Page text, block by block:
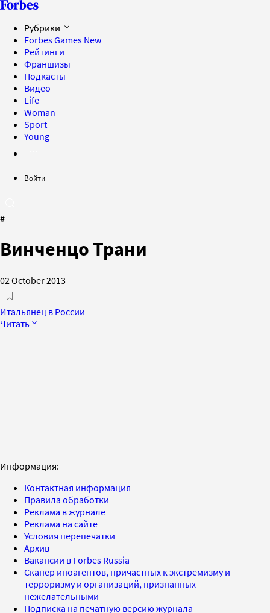
Рубрики
Forbes Games New
Рейтинги
Франшизы
Подкасты
Видео
Life
Woman
Sport
Young
Войти
#
Винченцо Трани
02 October 2013
Итальянец в России
Читать
Информация:
Контактная информация
Правила обработки
Реклама в журнале
Реклама на сайте
Условия перепечатки
Архив
Вакансии в Forbes Russia
Сканер иноагентов, причастных к экстремизму и
терроризму и организаций, признанных
нежелательными
Подписка на печатную версию журнала